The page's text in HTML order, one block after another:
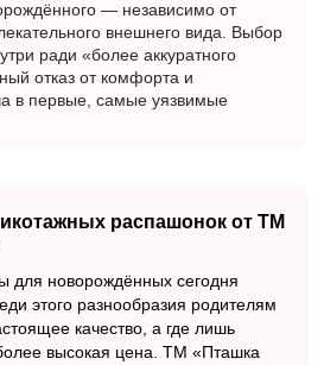
— независимо от
внешнего вида. Выбор
ради «более аккуратного
отказ от комфорта и
в первые, самые уязвимые
распашонок от ТМ
для новорождённых сегодня
этого разнообразия родителям
качество, а где лишь
высокая цена. ТМ «Пташка